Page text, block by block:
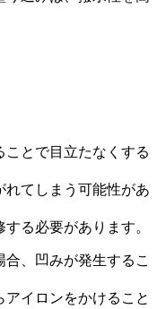
とで目立たなくする
れてしまう可能性があ
る必要があります。
、凹みが発生するこ
イロンをかけること